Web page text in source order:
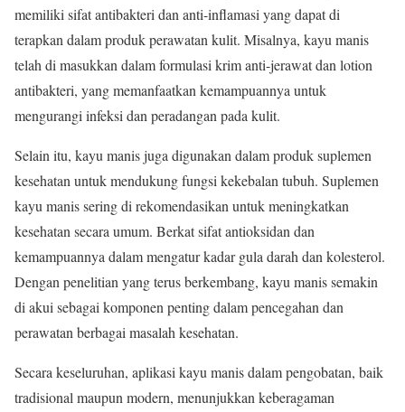
memiliki sifat antibakteri dan anti-inflamasi yang dapat di
terapkan dalam produk perawatan kulit. Misalnya, kayu manis
telah di masukkan dalam formulasi krim anti-jerawat dan lotion
antibakteri, yang memanfaatkan kemampuannya untuk
mengurangi infeksi dan peradangan pada kulit.
Selain itu, kayu manis juga digunakan dalam produk suplemen
kesehatan untuk mendukung fungsi kekebalan tubuh. Suplemen
kayu manis sering di rekomendasikan untuk meningkatkan
kesehatan secara umum. Berkat sifat antioksidan dan
kemampuannya dalam mengatur kadar gula darah dan kolesterol.
Dengan penelitian yang terus berkembang, kayu manis semakin
di akui sebagai komponen penting dalam pencegahan dan
perawatan berbagai masalah kesehatan.
Secara keseluruhan, aplikasi kayu manis dalam pengobatan, baik
tradisional maupun modern, menunjukkan keberagaman